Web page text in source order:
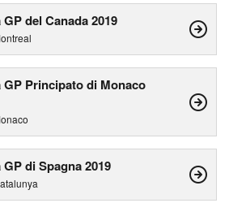
del Canada 2019
Principato di Monaco
di Spagna 2019